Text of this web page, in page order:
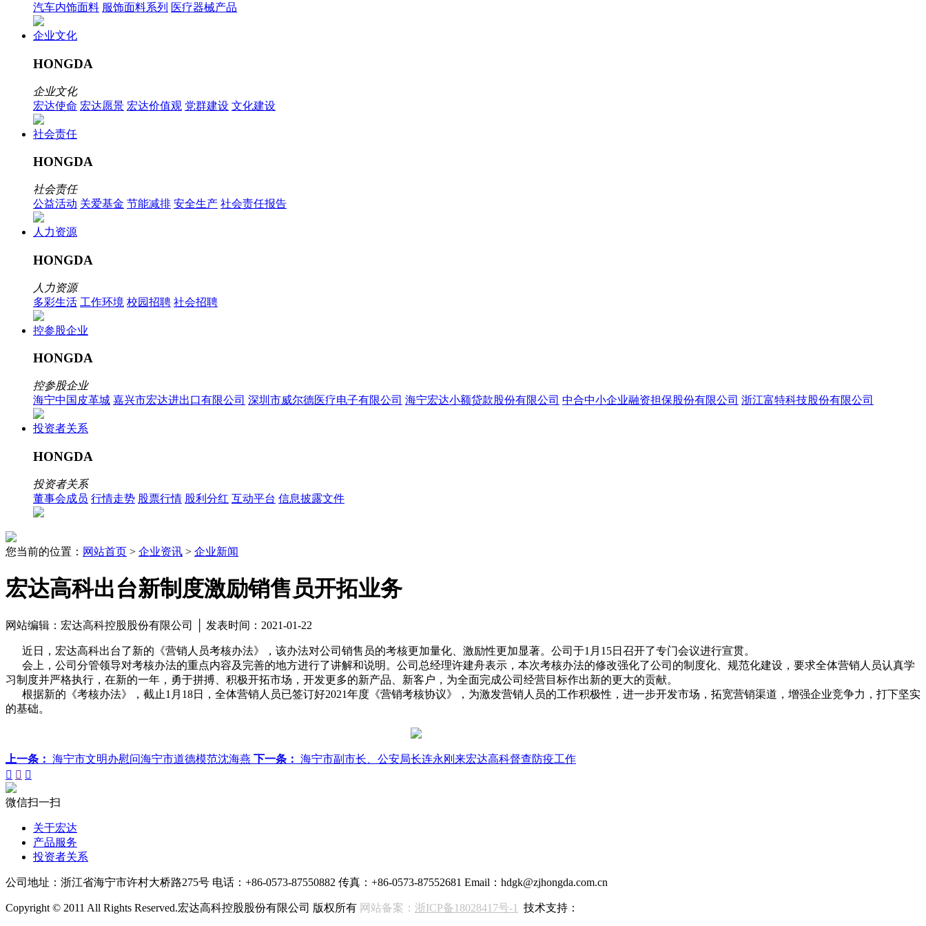
汽车内饰面料 服饰面料系列 医疗器械产品
企业文化
HONGDA
企业文化
宏达使命 宏达愿景 宏达价值观 党群建设 文化建设
社会责任
HONGDA
社会责任
公益活动 关爱基金 节能减排 安全生产 社会责任报告
人力资源
HONGDA
人力资源
多彩生活 工作环境 校园招聘 社会招聘
控参股企业
HONGDA
控参股企业
海宁中国皮革城 嘉兴市宏达进出口有限公司 深圳市威尔德医疗电子有限公司 海宁宏达小额贷款股份有限公司 中合中小企业融资担保股份有限公司 浙江富特科技股份有限公司
投资者关系
HONGDA
投资者关系
董事会成员 行情走势 股票行情 股利分红 互动平台 信息披露文件
您当前的位置： 网站首页 > 企业资讯 > 企业新闻
宏达高科出台新制度激励销售员开拓业务
网站编辑：宏达高科控股股份有限公司 │ 发表时间：2021-01-22
近日，宏达高科出台了新的《营销人员考核办法》，该办法对公司销售员的考核更加量化、激励性更加显著。公司于1月15日召开了专门会议进行宣贯。
会上，公司分管领导对考核办法的重点内容及完善的地方进行了讲解和说明。公司总经理许建舟表示，本次考核办法的修改强化了公司的制度化、规范化建设，要求全体营销人员认真学
习制度并严格执行，在新的一年，勇于拼搏、积极开拓市场，开发更多的新产品、新客户，为全面完成公司经营目标作出新的更大的贡献。
根据新的《考核办法》，截止1月18日，全体营销人员已签订好2021年度《营销考核协议》，为激发营销人员的工作积极性，进一步开发市场，拓宽营销渠道，增强企业竞争力，打下坚实
的基础。
上一条： 海宁市文明办慰问海宁市道德模范沈海燕 下一条： 海宁市副市长、公安局长连永刚来宏达高科督查防疫工作
  
微信扫一扫
关于宏达
产品服务
投资者关系
公司地址：浙江省海宁市许村大桥路275号 电话：+86-0573-87550882 传真：+86-0573-87552681 Email：hdgk@zjhongda.com.cn
Copyright © 2011 All Rights Reserved.宏达高科控股股份有限公司 版权所有 网站备案： 浙ICP备18028417号-1 技术支持：